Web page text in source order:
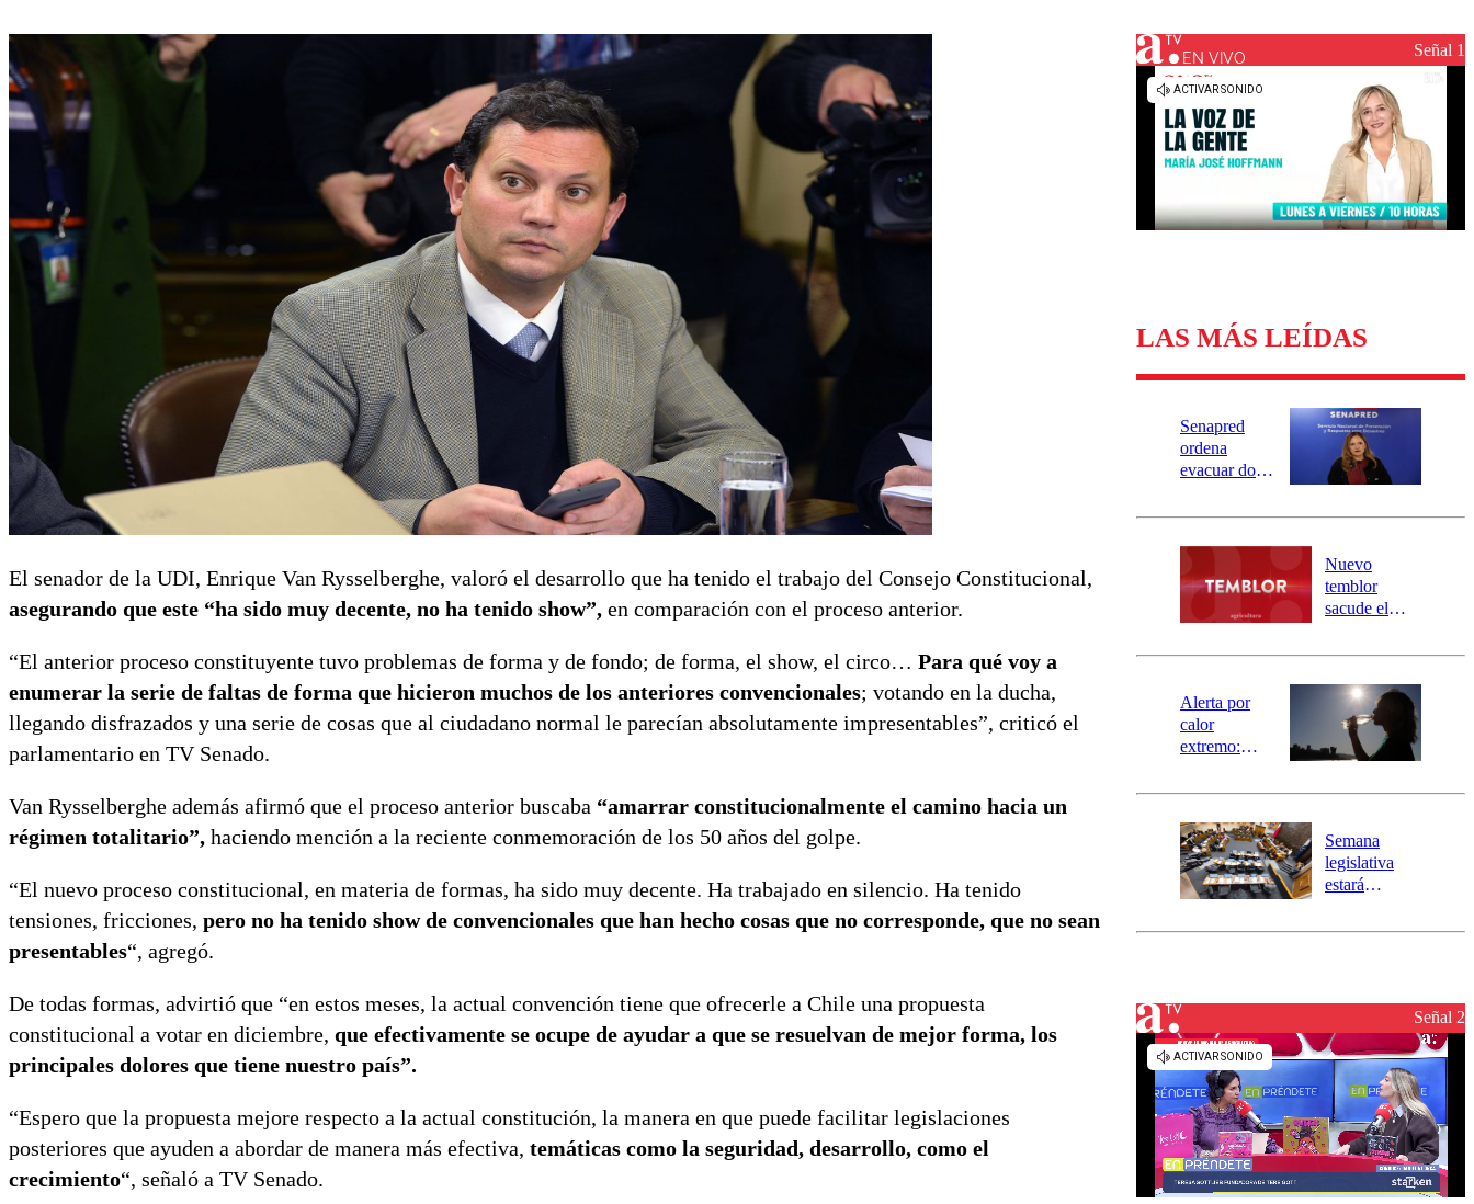
Universidad de Chile
Sustentabilidad
El senador de la UDI, Enrique Van Rysselberghe, valoró el desarrollo que ha tenido el trabajo del Consejo Constitucional,
asegurando que este “ha sido muy decente, no ha tenido show”, en comparación con el proceso anterior.
“El anterior proceso constituyente tuvo problemas de forma y de fondo; de forma, el show, el circo… Para qué voy a
enumerar la serie de faltas de forma que hicieron muchos de los anteriores convencionales; votando en la ducha,
llegando disfrazados y una serie de cosas que al ciudadano normal le parecían absolutamente impresentables”, criticó el
parlamentario en TV Senado.
Van Rysselberghe además afirmó que el proceso anterior buscaba “amarrar constitucionalmente el camino hacia un
régimen totalitario”, haciendo mención a la reciente conmemoración de los 50 años del golpe.
“El nuevo proceso constitucional, en materia de formas, ha sido muy decente. Ha trabajado en silencio. Ha tenido
tensiones, fricciones, pero no ha tenido show de convencionales que han hecho cosas que no corresponde, que no sean
presentables“, agregó.
De todas formas, advirtió que “en estos meses, la actual convención tiene que ofrecerle a Chile una propuesta
constitucional a votar en diciembre, que efectivamente se ocupe de ayudar a que se resuelvan de mejor forma, los
principales dolores que tiene nuestro país”.
“Espero que la propuesta mejore respecto a la actual constitución, la manera en que puede facilitar legislaciones
posteriores que ayuden a abordar de manera más efectiva, temáticas como la seguridad, desarrollo, como el
crecimiento“, señaló a TV Senado.
EN VIVO Señal 1
LAS MÁS LEÍDAS
Senapred
ordena
evacuar dos
Carahue por
río Damas:
activa
mensajería
SAE
Nuevo
temblor
sacude el
revisa la
epicentro
Alerta por
calor
extremo:
activa Alerta
Preventiva en
tres comunas
Semana
legislativa
estará
el fin de la
reconstrucciónSeñal 2